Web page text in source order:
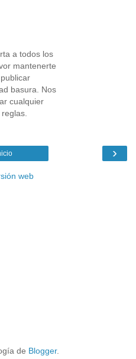
a todos los
mantenerte
basura. Nos
cualquier
›
web
de Blogger.